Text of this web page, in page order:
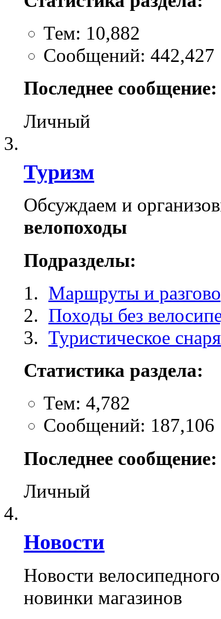
Тем: 10,882
Сообщений: 442,427
Последнее сообщение:
Личный
Туризм
Обсуждаем и
велопоходы
Подразделы:
Маршруты и
Походы без
Туристическое
Статистика раздела:
Тем: 4,782
Сообщений: 187,106
Последнее сообщение:
Личный
Новости
Новости
новинки магазинов